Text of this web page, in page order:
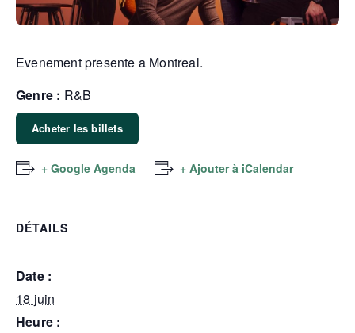
Evenement presente a Montreal.
Genre : R&B
Acheter les billets
+ Google Agenda + Ajouter à iCalendar
DÉTAILS
Date :
18 juin
Heure :